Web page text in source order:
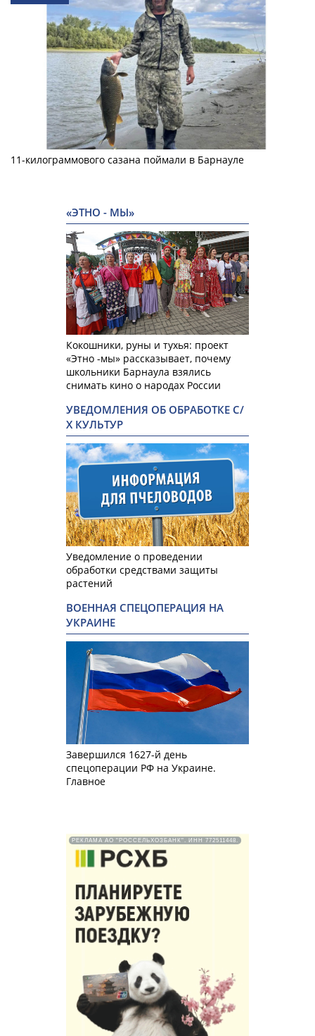
11-килограммового сазана поймали в Барнауле
«ЭТНО - МЫ»
Кокошники, руны и тухья: проект
«Этно -мы» рассказывает, почему
школьники Барнаула взялись
снимать кино о народах России
УВЕДОМЛЕНИЯ ОБ ОБРАБОТКЕ С/
Х КУЛЬТУР
Уведомление о проведении
обработки средствами защиты
растений
ВОЕННАЯ СПЕЦОПЕРАЦИЯ НА
УКРАИНЕ
Завершился 1627-й день
спецоперации РФ на Украине.
Главное
РЕКЛАМА АО "РОССЕЛЬХОЗБАНК". ИНН 772511448.